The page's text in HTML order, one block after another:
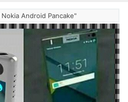
Android Pancake"